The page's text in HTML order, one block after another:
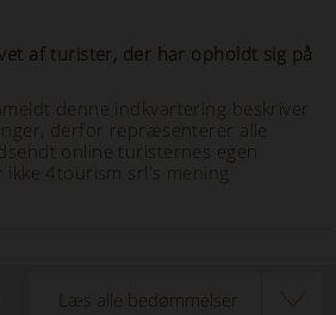
af turister, der har opholdt sig på
denne indkvartering beskriver
derfor repræsenterer alle
online turisternes egen
4tourism srl's mening